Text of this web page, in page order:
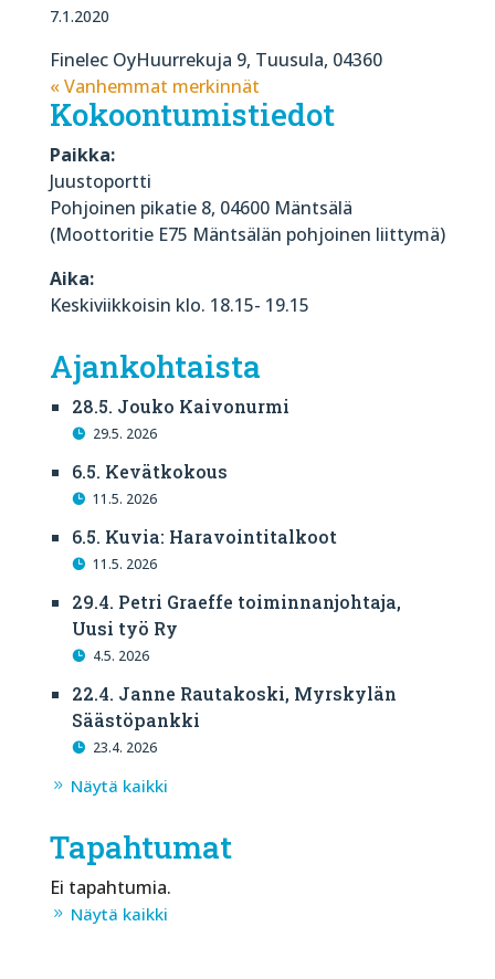
7.1.2020
Finelec OyHuurrekuja 9, Tuusula, 04360
« Vanhemmat merkinnät
Kokoontumistiedot
Paikka:
Juustoportti
Pohjoinen pikatie 8, 04600 Mäntsälä
(Moottoritie E75 Mäntsälän pohjoinen liittymä)
Aika:
Keskiviikkoisin klo. 18.15- 19.15
Ajankohtaista
28.5. Jouko Kaivonurmi
29.5. 2026
6.5. Kevätkokous
11.5. 2026
6.5. Kuvia: Haravointitalkoot
11.5. 2026
29.4. Petri Graeffe toiminnanjohtaja,
Uusi työ Ry
4.5. 2026
22.4. Janne Rautakoski, Myrskylän
Säästöpankki
23.4. 2026
Näytä kaikki
Tapahtumat
Ei tapahtumia.
Näytä kaikki